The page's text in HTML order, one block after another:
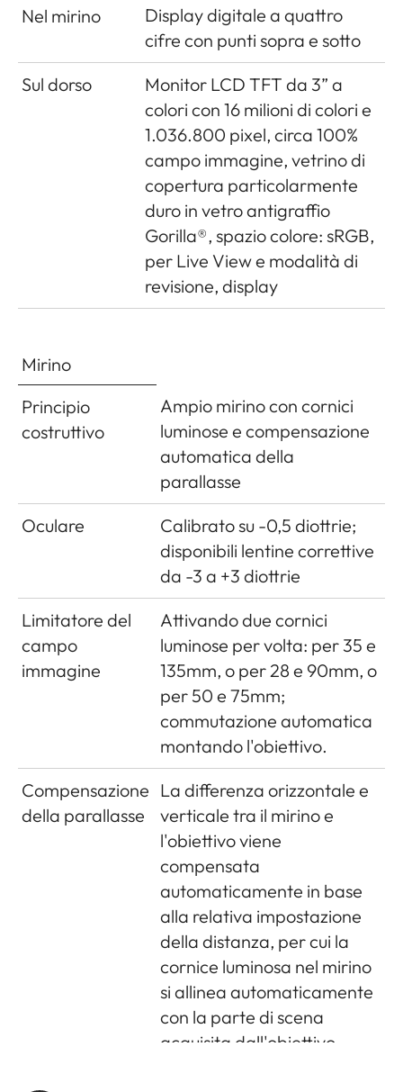
lampeggiante sul
frontale della
fotocamera e
visualizzazione
corrispondente sul
monitor
Accensione/spegnimento
della fotocamera
Tramite
l'interruttore
principale sulla
parte superiore;
spegnimento
automatico
minuti;
riattivazione col
pulsante di scatto
Alimentazione
1 batteria
ricaricabile a ioni
di litio, voltaggio
nominale 7,4V,
capacità
1100mAh.;
massima
corrente/voltaggio
di carica: DC
1000mA, 7,4V; N°
modello: BP-SCL5;
Produttore: PT.
VARTA
Microbattery,
Prodotta in
Indonesia,
Condizioni
operative (nella
fotocamera): 0°C
- +40°C
Ingressi: 100-240V
Nel mirino
Display digitale a quattro
cifre con punti sopra e sotto
Sul dorso
Monitor LCD TFT da 3” a
colori con 16 milioni di colori e
1.036.800 pixel, circa 100%
campo immagine, vetrino di
copertura particolarmente
duro in vetro antigraffio
Gorilla®, spazio colore: sRGB,
per Live View e modalità di
revisione, display
Mirino
Principio
costruttivo
Ampio mirino con cornici
luminose e compensazione
automatica della
parallasse
Oculare
Calibrato su -0,5 diottrie;
disponibili lentine correttive
da -3 a +3 diottrie
Limitatore del
campo
immagine
Attivando due cornici
luminose per volta: per 35 e
135mm, o per 28 e 90mm, o
per 50 e 75mm;
commutazione automatica
montando l'obiettivo.
Compensazione
della parallasse
La differenza orizzontale e
verticale tra il mirino e
l'obiettivo viene
compensata
automaticamente in base
alla relativa impostazione
della distanza, per cui la
cornice luminosa nel mirino
si allinea automaticamente
con la parte di scena
acquisita dall'obiettivo.
Abbinamento